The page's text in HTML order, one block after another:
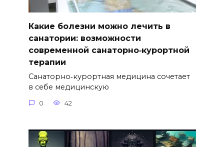
Какие болезни можно лечить в
санатории: возможности
современной санаторно‑курортной
терапии
Санаторно‑курортная медицина сочетает
в себе медицинскую
0 42